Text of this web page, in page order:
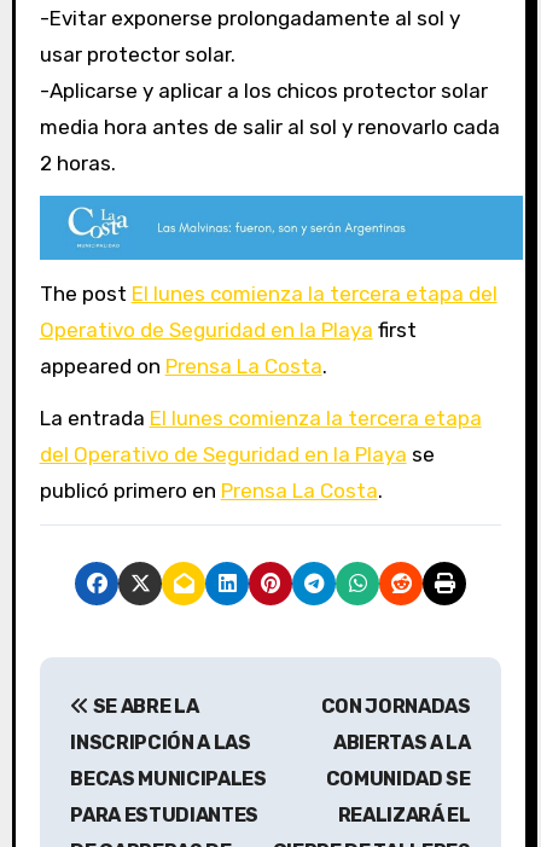
-Evitar exponerse prolongadamente al sol y
usar protector solar.
-Aplicarse y aplicar a los chicos protector solar
media hora antes de salir al sol y renovarlo cada
2 horas.
The post El lunes comienza la tercera etapa del
Operativo de Seguridad en la Playa first
appeared on Prensa La Costa.
La entrada El lunes comienza la tercera etapa
del Operativo de Seguridad en la Playa se
publicó primero en Prensa La Costa.
N
SE ABRE LA
INSCRIPCIÓN A LAS
BECAS MUNICIPALES
PARA ESTUDIANTES
CON JORNADAS
ABIERTAS A LA
COMUNIDAD SE
REALIZARÁ EL